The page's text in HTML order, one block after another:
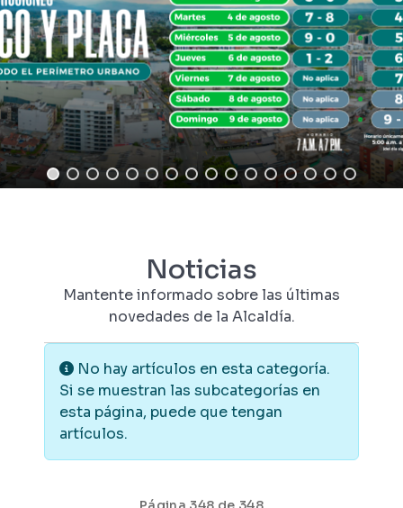
Noticias
Mantente informado sobre las últimas
novedades de la Alcaldía.
Información
No hay artículos en esta categoría.
Si se muestran las subcategorías en
esta página, puede que tengan
artículos.